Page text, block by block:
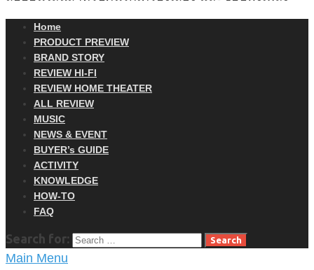
Home
PRODUCT PREVIEW
BRAND STORY
REVIEW HI-FI
REVIEW HOME THEATER
ALL REVIEW
MUSIC
NEWS & EVENT
BUYER’s GUIDE
ACTIVITY
KNOWLEDGE
HOW-TO
FAQ
Search for:
Main Menu